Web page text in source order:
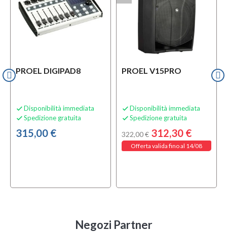
PROEL DIGIPAD8
 Disponibilità immediata
 Spedizione gratuita
315,00 €
PROEL V15PRO
 Disponibilità immediata
 Spedizione gratuita
322,00 € 312,30 €
Offerta valida fino al 14/08
Negozi Partner